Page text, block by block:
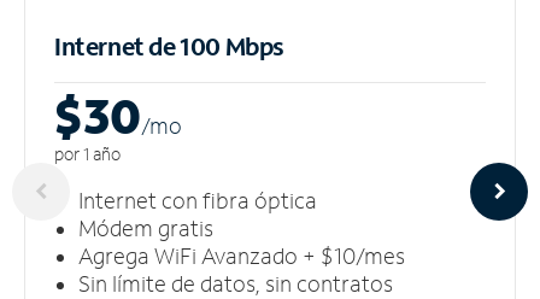
Internet de 100 Mbps
$30/mo
por 1 año
Internet con fibra óptica
Módem gratis
Agrega WiFi Avanzado + $10/mes
Sin límite de datos, sin contratos